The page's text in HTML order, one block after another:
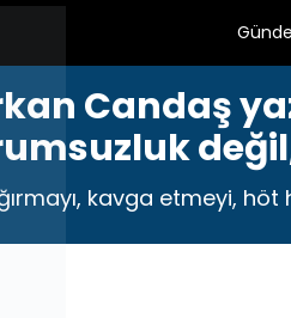
Candaş
kavga etmeyi,